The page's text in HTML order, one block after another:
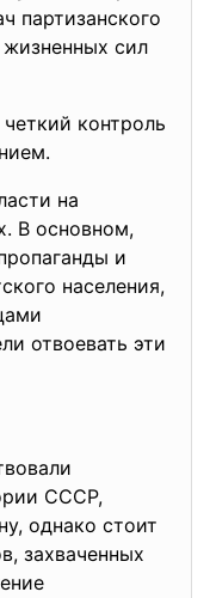
партизанского
сил
контроль
на
В основном,
и
населения,
отвоевать эти
СССР,
однако стоит
захваченных